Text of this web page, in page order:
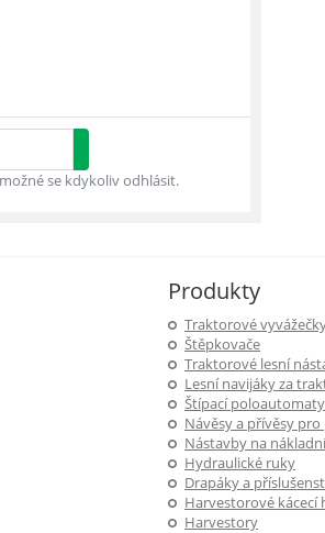
se kdykoliv odhlásit.
Produkty
Traktorové
Štěpkovače
Traktorové lesní
Lesní navijáky za
Štípací poloautomaty
Návěsy a přívěsy
Nástavby na
Hydraulické ruky
Drapáky a
Harvestorové kácecí
Harvestory